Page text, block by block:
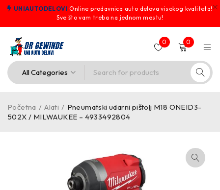
UNIAUTODELOVI Online prodavnica auto delova visokog kvaliteta!
Sve što vam treba na jednom mestu!
0 0
Početna / Alati / Pneumatski udarni pištolj M18 ONEID3-
502X / MILWAUKEE – 4933492804